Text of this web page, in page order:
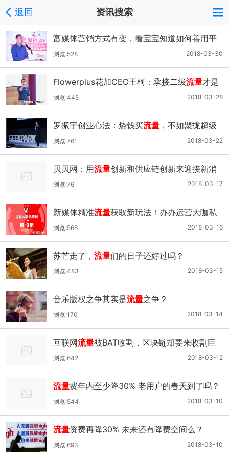
返回 资讯搜索
富媒体营销方式有变，看宝宝知道如何善用平
台内的亿万
2018-03-30
浏览:528
Flowerplus花加CEO王柯：承接二级流量才是
现阶段的红利
2018-03-28
浏览:445
罗振宇创业心法：烧钱买流量 ，不如聚拢超级
用户
2018-03-22
浏览:761
贝贝网：用流量创新和供应链创新来迎接新消
费时代
2018-03-17
浏览:76
新媒体精准流量获取新玩法！办办运营大咖私
享会等你来！
2018-03-16
浏览:568
苏芒走了， 流量们的日子还好过吗？
2018-03-15
浏览:483
音乐版权之争其实是流量之争？
2018-03-14
浏览:170
互联网流量被BAT收割，区块链却要来收割巨
头？
2018-03-12
浏览:642
流量费年内至少降30% 老用户的春天到了吗？
2018-03-10
浏览:544
流量资费再降30% 未来还有降费空间么？
2018-03-10
浏览:693